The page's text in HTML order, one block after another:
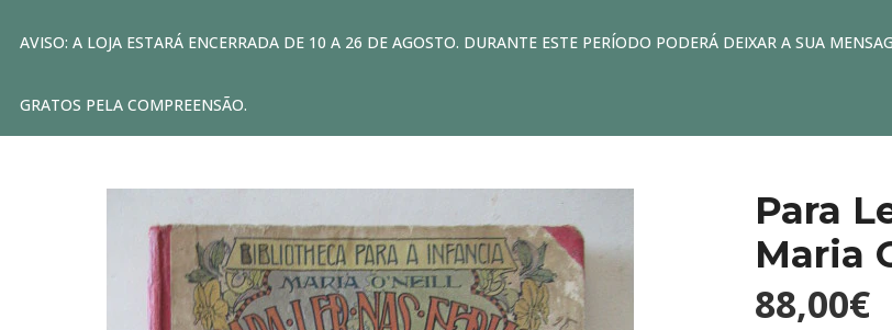
AVISO: A LOJA ESTARÁ ENCERRADA DE 10 A 26 DE AGOSTO. DURANTE ESTE PERÍODO PODERÁ DEIXAR A SUA
GRATOS PELA COMPREENSÃO.
Para
Maria
88,00€